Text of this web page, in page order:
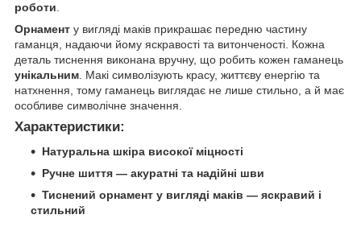
роботи.
Орнамент у вигляді маків прикрашає передню частину
гаманця, надаючи йому яскравості та витонченості. Кожна
деталь тиснення виконана вручну, що робить кожен гаманець
унікальним. Макі символізують красу, життєву енергію та
натхнення, тому гаманець виглядає не лише стильно, а й має
особливе символічне значення.
Характеристики:
Натуральна шкіра високої міцності
Ручне шиття — акуратні та надійні шви
Тиснений орнамент у вигляді маків — яскравий і
стильний